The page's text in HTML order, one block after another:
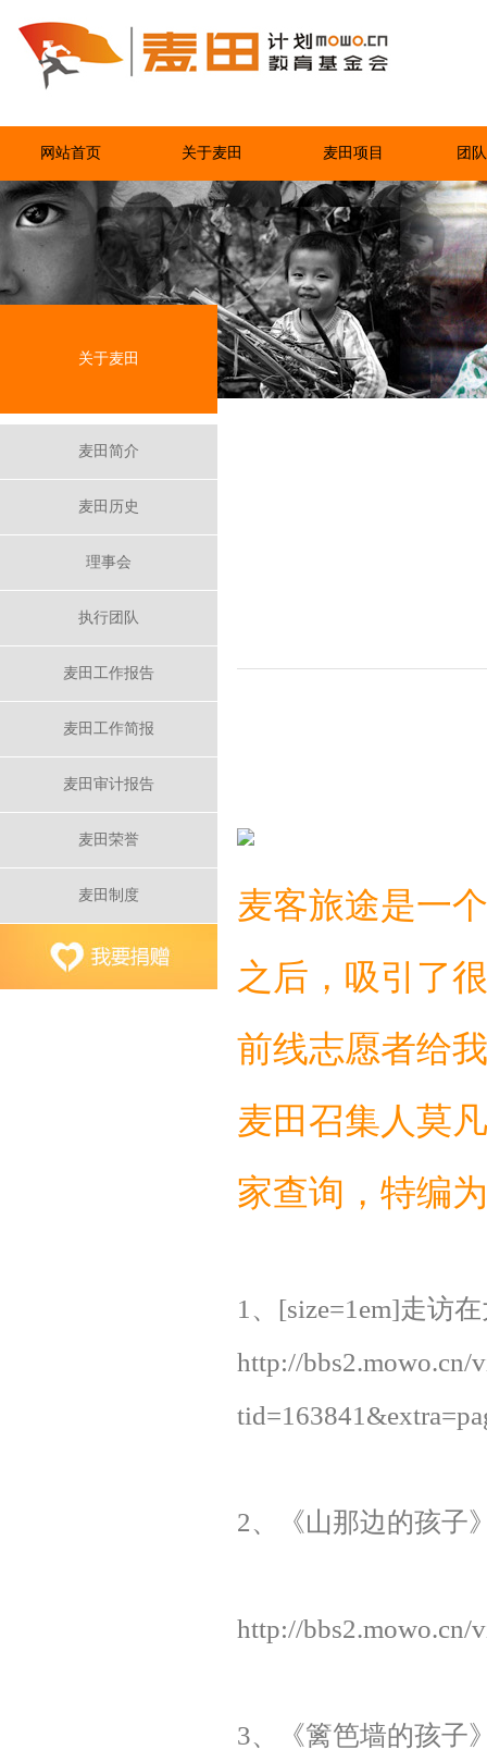
网站首页 关于麦田 麦田项目 团
关于麦田
麦田简介
麦田历史
理事会
执行团队
麦田工作报告
麦田工作简报
麦田审计报告
麦田荣誉
麦田制度
麦客旅途是一
之后，吸引了
前线志愿者给
麦田召集人莫
家查询，特编
1、[size=1em]走访
http://bbs2.mowo.cn/
2、《山那边的孩子
http://bbs2.mowo.cn/
3、《篱笆墙的孩子